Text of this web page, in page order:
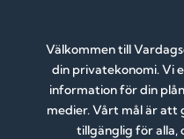
Välkommen till
din privatekonomi. Vi
information för din
medier. Vårt mål är att
tillgänglig för alla,